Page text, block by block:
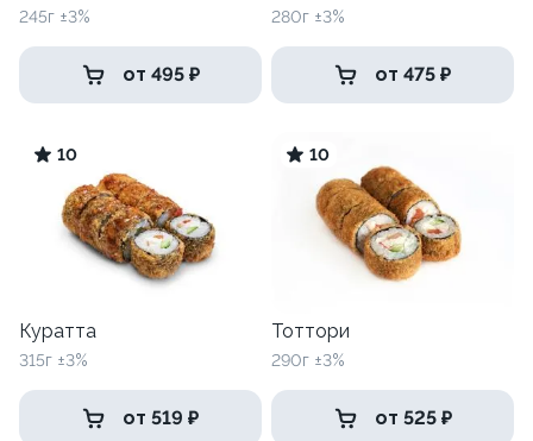
245г ±3%
от 495 ₽
280г ±3%
от 475 ₽
10
Куратта
315г ±3%
от 519 ₽
10
Тоттори
290г ±3%
от 525 ₽